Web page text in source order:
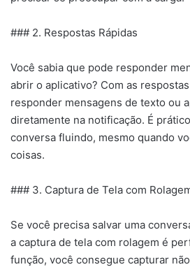
### 2. Respostas Rápidas
Você sabia que pode responder
abrir o aplicativo? Com as
responder mensagens de texto ou
diretamente na notificação. É
conversa fluindo, mesmo quando
coisas.
### 3. Captura de Tela com
Se você precisa salvar uma
a captura de tela com rolagem é
função, você consegue capturar